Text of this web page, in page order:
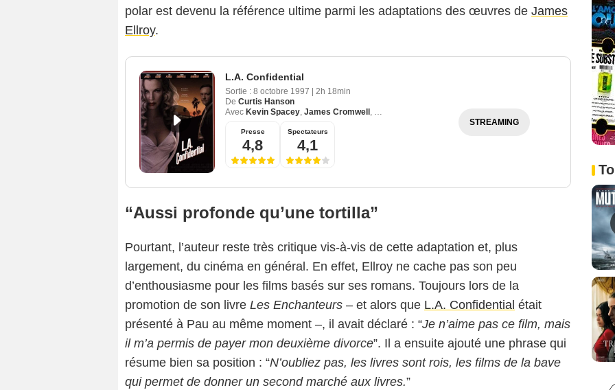
polar est devenu la référence ultime parmi les adaptations des œuvres de James
Ellroy.
L.A. Confidential
Sortie : 8 octobre 1997
2h 18min
De Curtis Hanson
Avec Kevin Spacey, James Cromwell , Russell Crowe
Presse
4,8
Spectateurs
4,1
STREAMING
“Aussi profonde qu’une tortilla”
Pourtant, l’auteur reste très critique vis-à-vis de cette adaptation et, plus
largement, du cinéma en général. En effet, Ellroy ne cache pas son peu
d’enthousiasme pour les films basés sur ses romans. Toujours lors de la
promotion de son livre Les Enchanteurs – et alors que L.A. Confidential était
présenté à Pau au même moment –, il avait déclaré : “Je n’aime pas ce film, mais
il m’a permis de payer mon deuxième divorce”. Il a ensuite ajouté une phrase qui
résume bien sa position : “N’oubliez pas, les livres sont rois, les films de la bave
qui permet de donner un second marché aux livres.”